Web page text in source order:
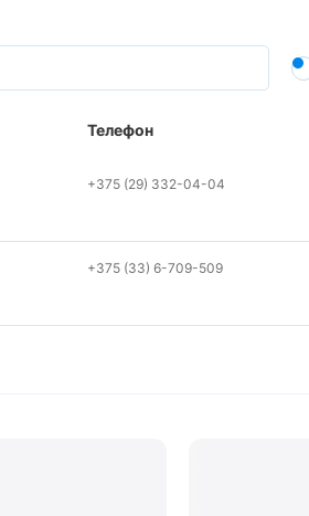
Телефон
+375 (29) 332-04-04
+375 (33) 6-709-509